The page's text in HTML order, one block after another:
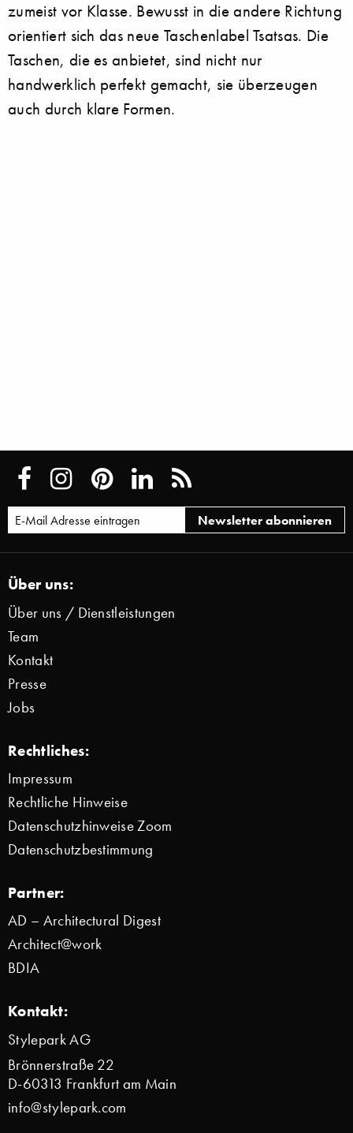
zumeist vor Klasse. Bewusst in die andere Richtung
orientiert sich das neue Taschenlabel Tsatsas. Die
Taschen, die es anbietet, sind nicht nur
handwerklich perfekt gemacht, sie überzeugen
auch durch klare Formen.
Über uns:
Über uns / Dienstleistungen
Team
Kontakt
Presse
Jobs
Rechtliches:
Impressum
Rechtliche Hinweise
Datenschutzhinweise Zoom
Datenschutzbestimmung
Partner:
AD – Architectural Digest
Architect@work
BDIA
Kontakt:
Stylepark AG
Brönnerstraße 22
D-60313 Frankfurt am Main
info@stylepark.com